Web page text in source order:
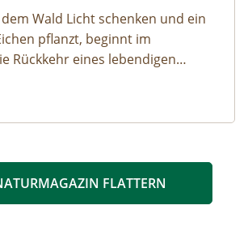
Wald Licht schenken und ein
pflanzt, beginnt im
Rückkehr eines lebendigen
FLATTERN